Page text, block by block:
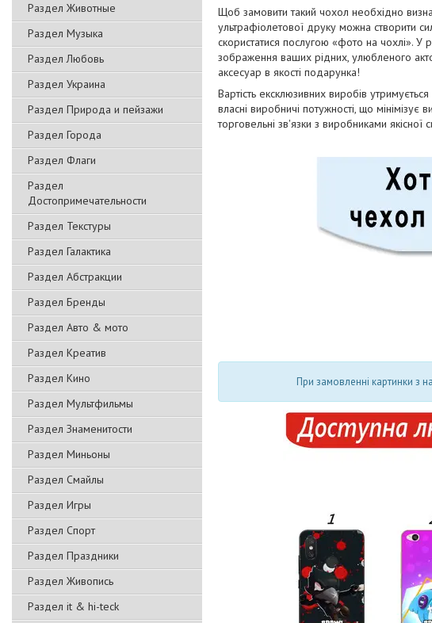
Раздел Животные
Раздел Музыка
Раздел Любовь
Раздел Украина
Раздел Природа и пейзажи
Раздел Города
Раздел Флаги
Раздел
Достопримечательности
Раздел Текстуры
Раздел Галактика
Раздел Абстракции
Раздел Бренды
Раздел Авто & мото
Раздел Креатив
Раздел Кино
Раздел Мультфильмы
Раздел Знаменитости
Раздел Миньоны
Раздел Смайлы
Раздел Игры
Раздел Спорт
Раздел Праздники
Раздел Живопись
Раздел it & hi-teck
Щоб замовити такий чохол необхідно
ультрафіолетової друку можна створити
скористатися послугою «фото на чохлі».
зображення ваших рідних, улюбленого
аксесуар в якості подарунка!
Вартість ексклюзивних виробів
власні виробничі потужності, що
торговельні зв'язки з виробниками
При замовленні картинки з